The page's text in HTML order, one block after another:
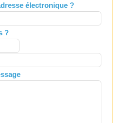
électronique ?
?